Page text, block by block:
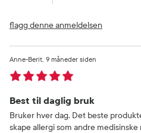
flagg denne anmeldelsen
Best til daglig bruk
9 måneder siden
Anne-Berit
Bruker hver dag. Det beste
skape allergi som andre medisinske